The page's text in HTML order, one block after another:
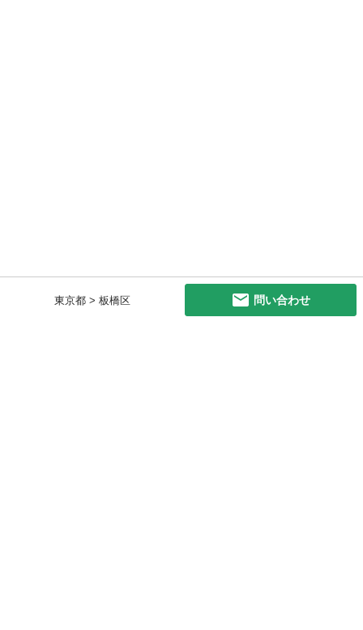
東京都 > 板橋区 問い合わせ